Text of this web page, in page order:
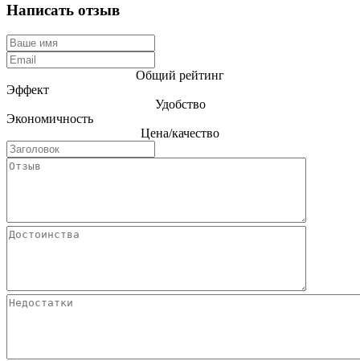
Написать отзыв
Общий рейтинг
Эффект
Удобство
Экономичность
Цена/качество